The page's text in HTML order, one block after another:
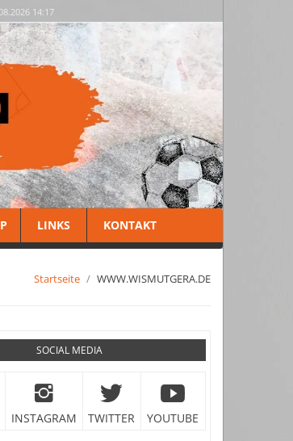
14:17
LINKS KONTAKT
Startseite WWW.WISMUTGERA.DE
SOCIAL MEDIA
INSTAGRAM TWITTER YOUTUBE